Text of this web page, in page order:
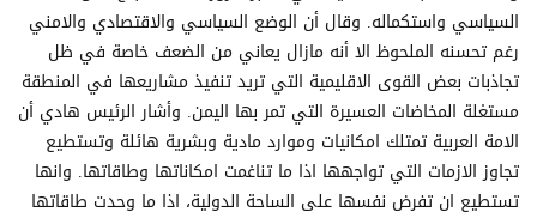
السياسي واستكماله. وقال أن الوضع السياسي والاقتصادي والامني
رغم تحسنه الملحوظ الا أنه مازال يعاني من الضعف خاصة في ظل
تجاذبات بعض القوى الاقليمية التي تريد تنفيذ مشاريعها في المنطقة
مستغلة المخاضات العسيرة التي تمر بها اليمن. وأشار الرئيس هادي أن
الامة العربية تمتلك امكانيات وموارد مادية وبشرية هائلة وتستطيع
تجاوز الازمات التي تواجهها اذا ما تناغمت امكاناتها وطاقاتها. وانها
تستطيع ان تفرض نفسها على الساحة الدولية، اذا ما وحدت طاقاتها